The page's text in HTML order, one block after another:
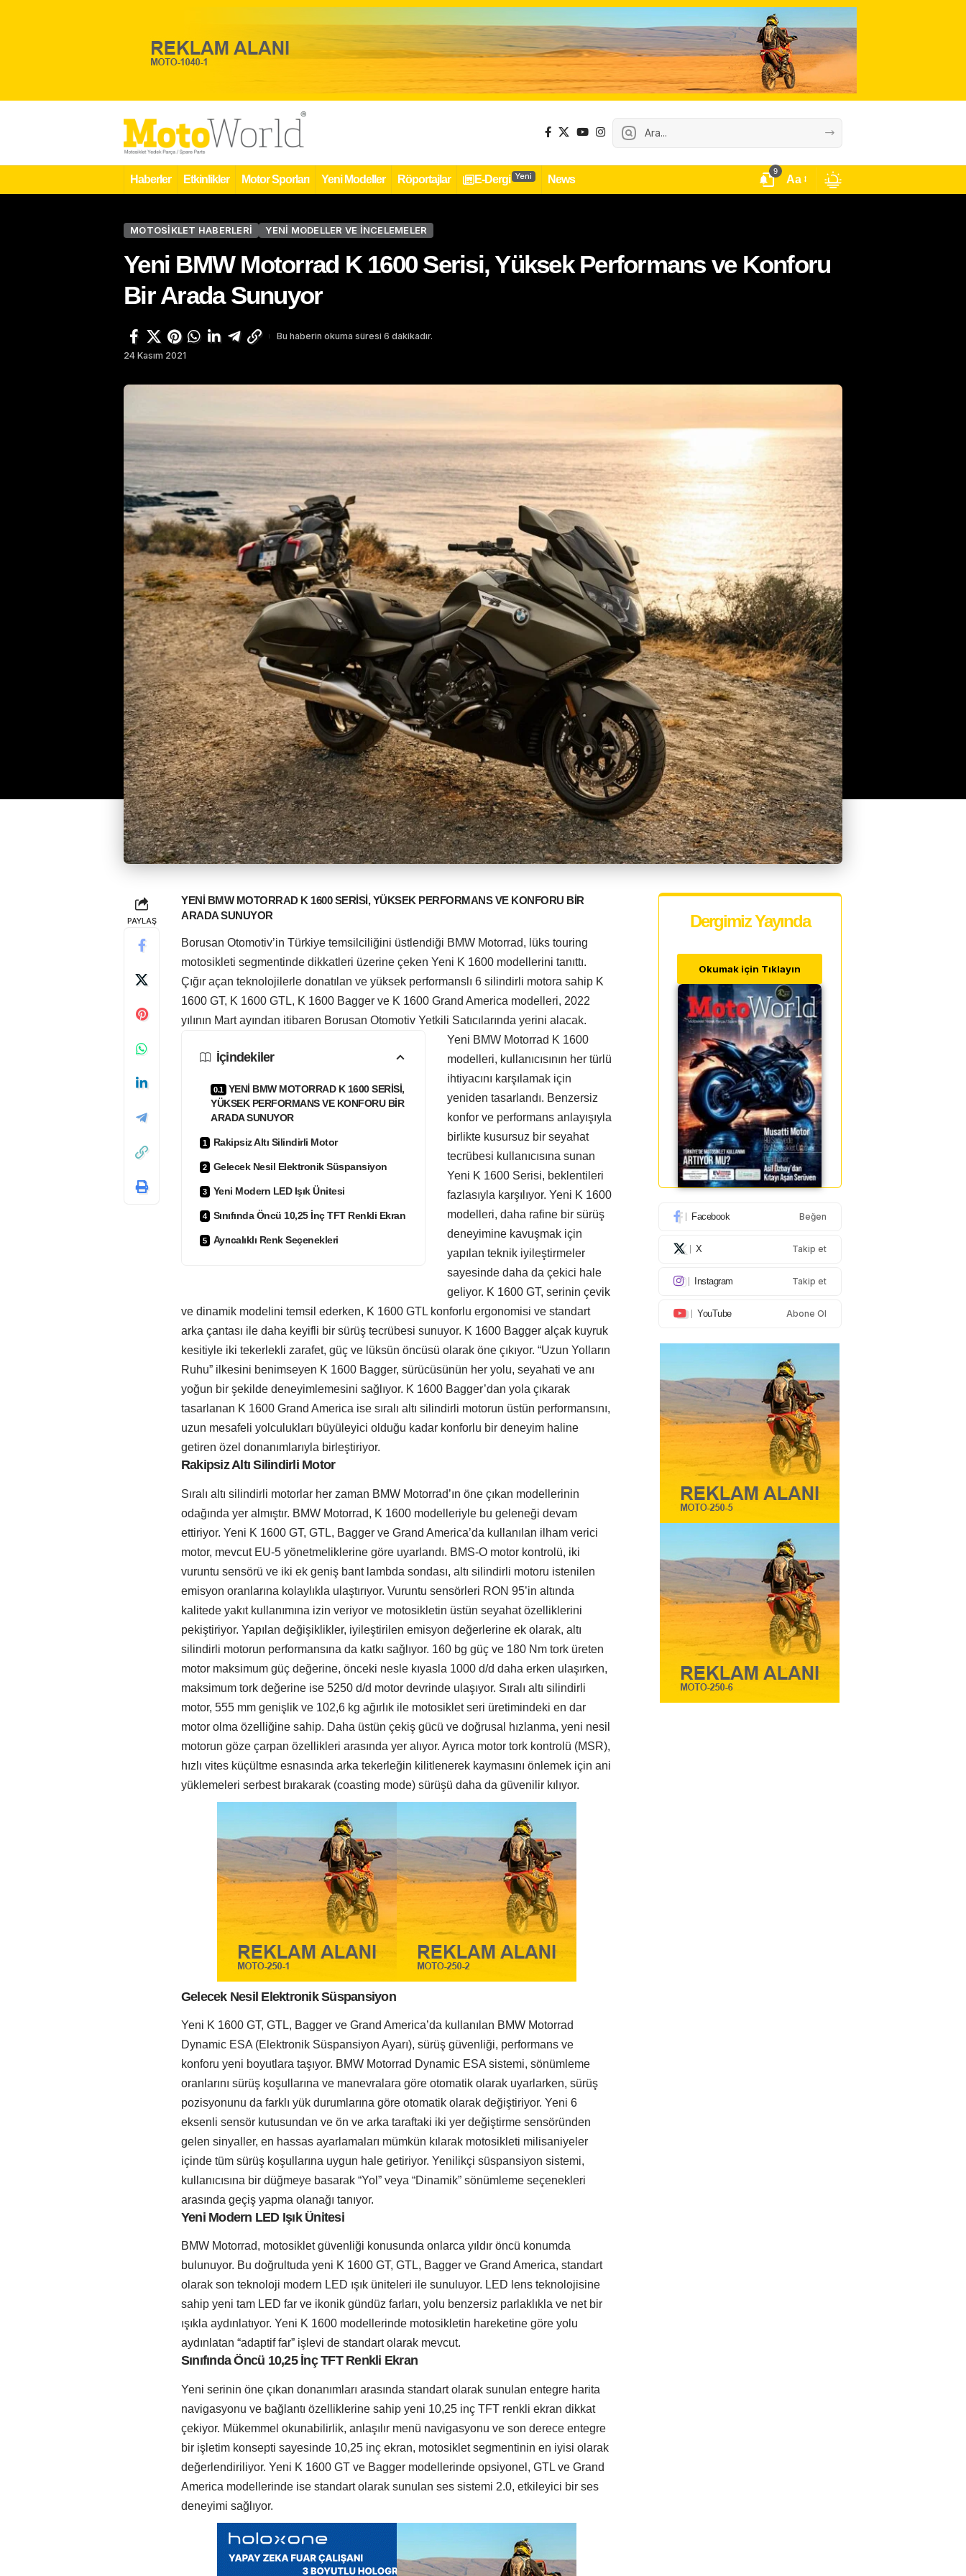
Haberler Etkinlikler Motor Sporları Yeni Modeller Röportajlar E-Dergi Yeni News
9
Aa
MOTOSIKLET HABERLERI YENI MODELLER VE İNCELEMELER
Yeni BMW Motorrad K 1600 Serisi, Yüksek Performans ve Konforu
Bir Arada Sunuyor
24 Kasım 2021
Bu haberin okuma süresi 6 dakikadır.
PAYLAŞ
YENİ BMW MOTORRAD K 1600 SERİSİ, YÜKSEK PERFORMANS VE KONFORU BİR
ARADA SUNUYOR
Borusan Otomotiv’in Türkiye temsilciliğini üstlendiği BMW Motorrad, lüks touring
motosikleti segmentinde dikkatleri üzerine çeken Yeni K 1600 modellerini tanıttı.
Çığır açan teknolojilerle donatılan ve yüksek performanslı 6 silindirli motora sahip K
1600 GT, K 1600 GTL, K 1600 Bagger ve K 1600 Grand America modelleri, 2022
yılının Mart ayından itibaren Borusan Otomotiv Yetkili Satıcılarında yerini alacak.
İçindekiler
YENİ BMW MOTORRAD K 1600 SERİSİ,
YÜKSEK PERFORMANS VE KONFORU BİR
ARADA SUNUYOR
Rakipsiz Altı Silindirli Motor
Gelecek Nesil Elektronik Süspansiyon
Yeni Modern LED Işık Ünitesi
Sınıfında Öncü 10,25 İnç TFT Renkli Ekran
Ayrıcalıklı Renk Seçenekleri
Yeni BMW Motorrad K 1600
modelleri, kullanıcısının her türlü
ihtiyacını karşılamak için
yeniden tasarlandı. Benzersiz
konfor ve performans anlayışıyla
birlikte kusursuz bir seyahat
tecrübesi kullanıcısına sunan
Yeni K 1600 Serisi, beklentileri
fazlasıyla karşılıyor. Yeni K 1600
modelleri, daha rafine bir sürüş
deneyimine kavuşmak için
yapılan teknik iyileştirmeler
sayesinde daha da çekici hale
geliyor. K 1600 GT, serinin çevik
ve dinamik modelini temsil ederken, K 1600 GTL konforlu ergonomisi ve standart
arka çantası ile daha keyifli bir sürüş tecrübesi sunuyor. K 1600 Bagger alçak kuyruk
kesitiyle iki tekerlekli zarafet, güç ve lüksün öncüsü olarak öne çıkıyor. “Uzun Yolların
Ruhu” ilkesini benimseyen K 1600 Bagger, sürücüsünün her yolu, seyahati ve anı
yoğun bir şekilde deneyimlemesini sağlıyor. K 1600 Bagger’dan yola çıkarak
tasarlanan K 1600 Grand America ise sıralı altı silindirli motorun üstün performansını,
uzun mesafeli yolculukları büyüleyici olduğu kadar konforlu bir deneyim haline
getiren özel donanımlarıyla birleştiriyor.
Rakipsiz Altı Silindirli Motor
Sıralı altı silindirli motorlar her zaman BMW Motorrad’ın öne çıkan modellerinin
odağında yer almıştır. BMW Motorrad, K 1600 modelleriyle bu geleneği devam
ettiriyor. Yeni K 1600 GT, GTL, Bagger ve Grand America’da kullanılan ilham verici
motor, mevcut EU-5 yönetmeliklerine göre uyarlandı. BMS-O motor kontrolü, iki
vuruntu sensörü ve iki ek geniş bant lambda sondası, altı silindirli motoru istenilen
emisyon oranlarına kolaylıkla ulaştırıyor. Vuruntu sensörleri RON 95’in altında
kalitede yakıt kullanımına izin veriyor ve motosikletin üstün seyahat özelliklerini
pekiştiriyor. Yapılan değişiklikler, iyileştirilen emisyon değerlerine ek olarak, altı
silindirli motorun performansına da katkı sağlıyor. 160 bg güç ve 180 Nm tork üreten
motor maksimum güç değerine, önceki nesle kıyasla 1000 d/d daha erken ulaşırken,
maksimum tork değerine ise 5250 d/d motor devrinde ulaşıyor. Sıralı altı silindirli
motor, 555 mm genişlik ve 102,6 kg ağırlık ile motosiklet seri üretimindeki en dar
motor olma özelliğine sahip. Daha üstün çekiş gücü ve doğrusal hızlanma, yeni nesil
motorun göze çarpan özellikleri arasında yer alıyor. Ayrıca motor tork kontrolü (MSR),
hızlı vites küçültme esnasında arka tekerleğin kilitlenerek kaymasını önlemek için ani
yüklemeleri serbest bırakarak (coasting mode) sürüşü daha da güvenilir kılıyor.
Gelecek Nesil Elektronik Süspansiyon
Yeni K 1600 GT, GTL, Bagger ve Grand America’da kullanılan BMW Motorrad
Dynamic ESA (Elektronik Süspansiyon Ayarı), sürüş güvenliği, performans ve
konforu yeni boyutlara taşıyor. BMW Motorrad Dynamic ESA sistemi, sönümleme
oranlarını sürüş koşullarına ve manevralara göre otomatik olarak uyarlarken, sürüş
pozisyonunu da farklı yük durumlarına göre otomatik olarak değiştiriyor. Yeni 6
eksenli sensör kutusundan ve ön ve arka taraftaki iki yer değiştirme sensöründen
gelen sinyaller, en hassas ayarlamaları mümkün kılarak motosikleti milisaniyeler
içinde tüm sürüş koşullarına uygun hale getiriyor. Yenilikçi süspansiyon sistemi,
kullanıcısına bir düğmeye basarak “Yol” veya “Dinamik” sönümleme seçenekleri
arasında geçiş yapma olanağı tanıyor.
Yeni Modern LED Işık Ünitesi
BMW Motorrad, motosiklet güvenliği konusunda onlarca yıldır öncü konumda
bulunuyor. Bu doğrultuda yeni K 1600 GT, GTL, Bagger ve Grand America, standart
olarak son teknoloji modern LED ışık üniteleri ile sunuluyor. LED lens teknolojisine
sahip yeni tam LED far ve ikonik gündüz farları, yolu benzersiz parlaklıkla ve net bir
ışıkla aydınlatıyor. Yeni K 1600 modellerinde motosikletin hareketine göre yolu
aydınlatan “adaptif far” işlevi de standart olarak mevcut.
Sınıfında Öncü 10,25 İnç TFT Renkli Ekran
Yeni serinin öne çıkan donanımları arasında standart olarak sunulan entegre harita
navigasyonu ve bağlantı özelliklerine sahip yeni 10,25 inç TFT renkli ekran dikkat
çekiyor. Mükemmel okunabilirlik, anlaşılır menü navigasyonu ve son derece entegre
bir işletim konsepti sayesinde 10,25 inç ekran, motosiklet segmentinin en iyisi olarak
değerlendiriliyor. Yeni K 1600 GT ve Bagger modellerinde opsiyonel, GTL ve Grand
America modellerinde ise standart olarak sunulan ses sistemi 2.0, etkileyici bir ses
deneyimi sağlıyor.
Dergimiz Yayında
Okumak için Tıklayın
Facebook Beğen
X Takip et
Instagram Takip et
YouTube Abone Ol